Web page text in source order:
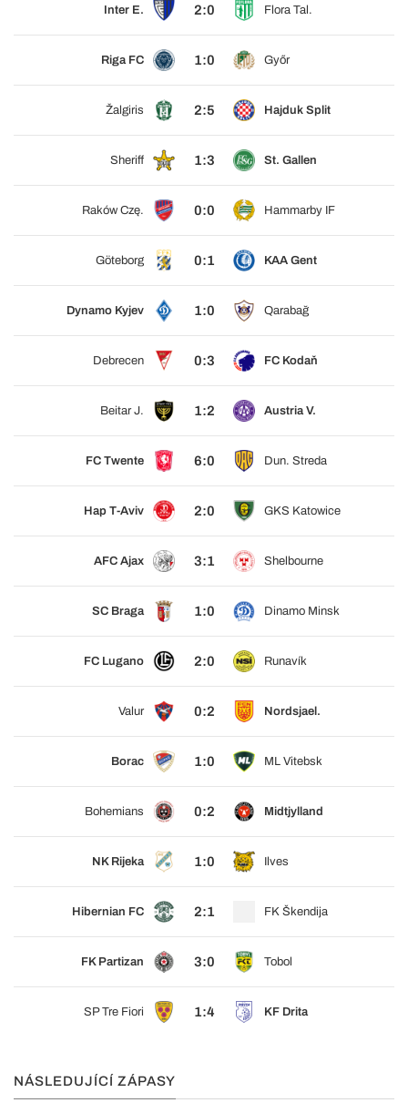
Inter E. 2:0 Flora Tal.
Riga FC 1:0 Győr
Žalgiris 2:5 Hajduk Split
Sheriff 1:3 St. Gallen
Raków Czę. 0:0 Hammarby IF
Göteborg 0:1 KAA Gent
Dynamo Kyjev 1:0 Qarabağ
Debrecen 0:3 FC Kodaň
Beitar J. 1:2 Austria V.
FC Twente 6:0 Dun. Streda
Hap T-Aviv 2:0 GKS Katowice
AFC Ajax 3:1 Shelbourne
SC Braga 1:0 Dinamo Minsk
FC Lugano 2:0 Runavík
Valur 0:2 Nordsjael.
Borac 1:0 ML Vitebsk
Bohemians 0:2 Midtjylland
NK Rijeka 1:0 Ilves
Hibernian FC 2:1 FK Škendija
FK Partizan 3:0 Tobol
SP Tre Fiori 1:4 KF Drita
NÁSLEDUJÍCÍ ZÁPASY